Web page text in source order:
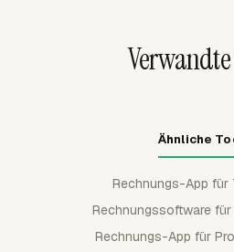
FreshBooks exportiert werden,
Verwandte
Ähnliche
Rechnungs-App für
Rechnungssoftware
Rechnungs-App für